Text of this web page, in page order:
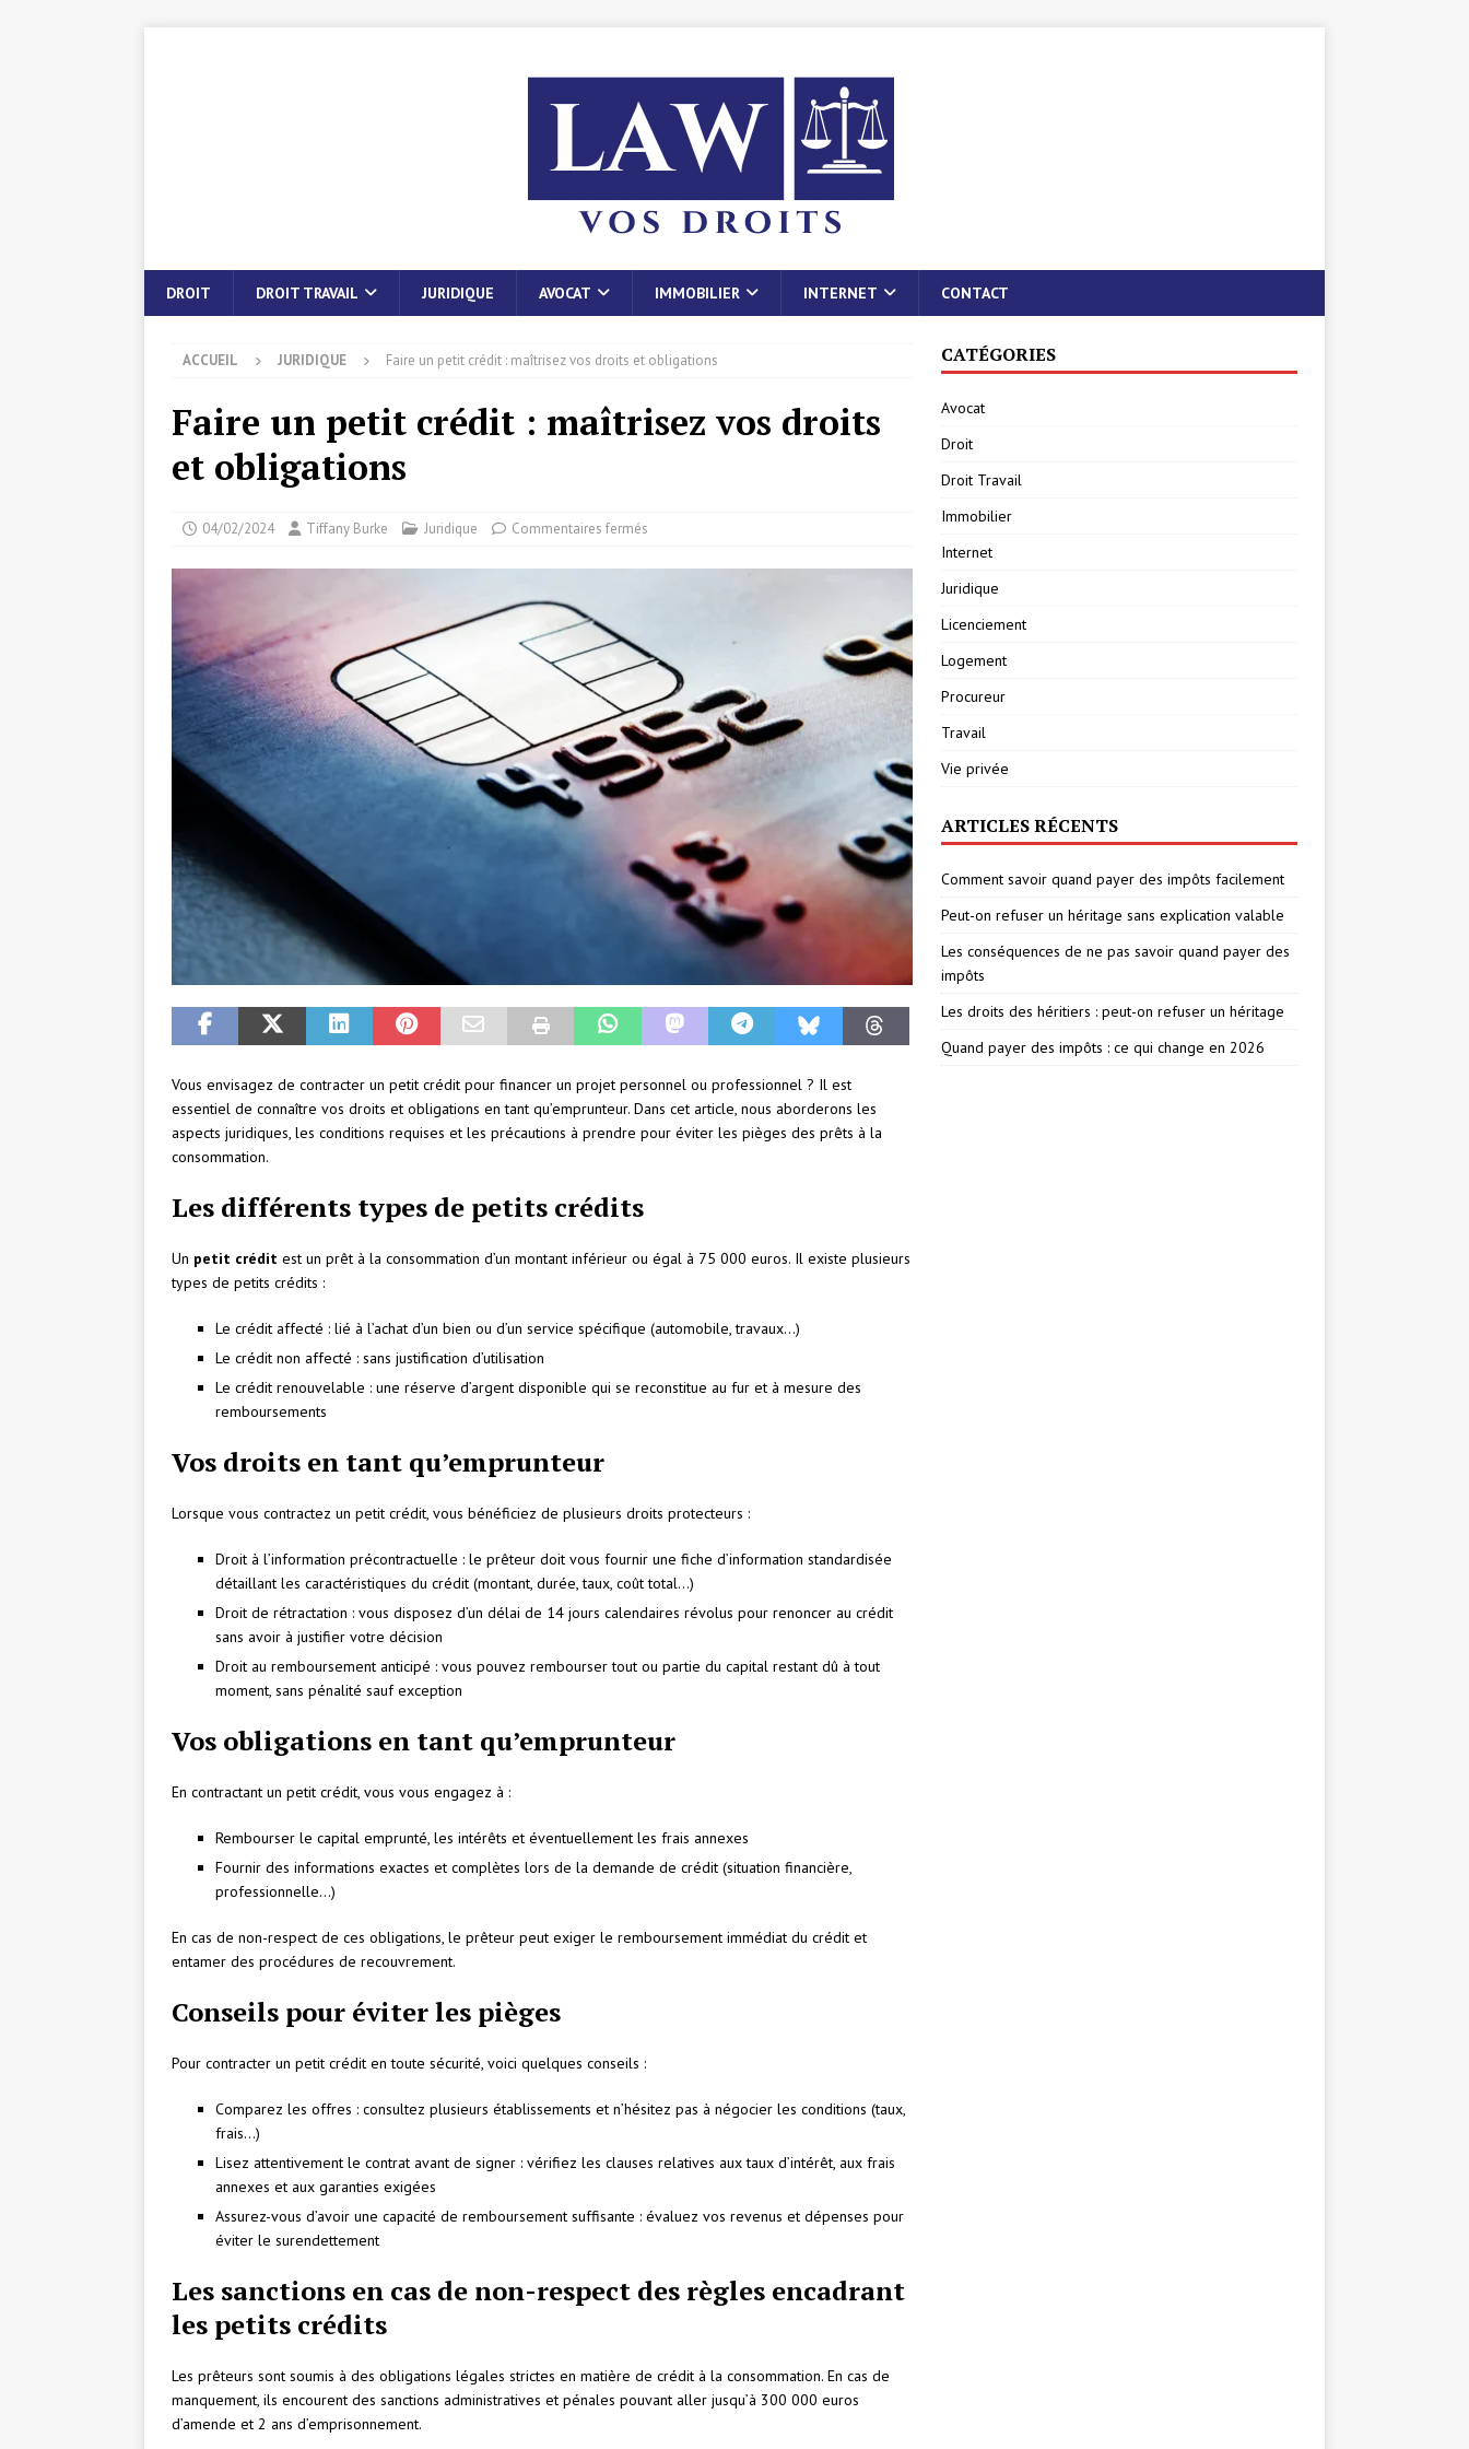
DROIT DROIT TRAVAIL JURIDIQUE AVOCAT IMMOBILIER INTERNET CONTACT
ACCUEIL JURIDIQUE Faire un petit crédit : maîtrisez vos droits et obligations
Faire un petit crédit : maîtrisez vos droits
et obligations
04/02/2024 Tiffany Burke Juridique Commentaires fermés
Vous envisagez de contracter un petit crédit pour financer un projet personnel ou professionnel ? Il est
essentiel de connaître vos droits et obligations en tant qu’emprunteur. Dans cet article, nous aborderons les
aspects juridiques, les conditions requises et les précautions à prendre pour éviter les pièges des prêts à la
consommation.
Les différents types de petits crédits
Un petit crédit est un prêt à la consommation d’un montant inférieur ou égal à 75 000 euros. Il existe plusieurs
types de petits crédits :
Le crédit affecté : lié à l’achat d’un bien ou d’un service spécifique (automobile, travaux…)
Le crédit non affecté : sans justification d’utilisation
Le crédit renouvelable : une réserve d’argent disponible qui se reconstitue au fur et à mesure des
remboursements
Vos droits en tant qu’emprunteur
Lorsque vous contractez un petit crédit, vous bénéficiez de plusieurs droits protecteurs :
Droit à l’information précontractuelle : le prêteur doit vous fournir une fiche d’information standardisée
détaillant les caractéristiques du crédit (montant, durée, taux, coût total…)
Droit de rétractation : vous disposez d’un délai de 14 jours calendaires révolus pour renoncer au crédit
sans avoir à justifier votre décision
Droit au remboursement anticipé : vous pouvez rembourser tout ou partie du capital restant dû à tout
moment, sans pénalité sauf exception
Vos obligations en tant qu’emprunteur
En contractant un petit crédit, vous vous engagez à :
Rembourser le capital emprunté, les intérêts et éventuellement les frais annexes
Fournir des informations exactes et complètes lors de la demande de crédit (situation financière,
professionnelle…)
En cas de non-respect de ces obligations, le prêteur peut exiger le remboursement immédiat du crédit et
entamer des procédures de recouvrement.
Conseils pour éviter les pièges
Pour contracter un petit crédit en toute sécurité, voici quelques conseils :
Comparez les offres : consultez plusieurs établissements et n’hésitez pas à négocier les conditions (taux,
frais…)
Lisez attentivement le contrat avant de signer : vérifiez les clauses relatives aux taux d’intérêt, aux frais
annexes et aux garanties exigées
Assurez-vous d’avoir une capacité de remboursement suffisante : évaluez vos revenus et dépenses pour
éviter le surendettement
Les sanctions en cas de non-respect des règles encadrant
les petits crédits
Les prêteurs sont soumis à des obligations légales strictes en matière de crédit à la consommation. En cas de
manquement, ils encourent des sanctions administratives et pénales pouvant aller jusqu’à 300 000 euros
d’amende et 2 ans d’emprisonnement.
CATÉGORIES
Avocat
Droit
Droit Travail
Immobilier
Internet
Juridique
Licenciement
Logement
Procureur
Travail
Vie privée
ARTICLES RÉCENTS
Comment savoir quand payer des impôts facilement
Peut-on refuser un héritage sans explication valable
Les conséquences de ne pas savoir quand payer des
impôts
Les droits des héritiers : peut-on refuser un héritage
Quand payer des impôts : ce qui change en 2026